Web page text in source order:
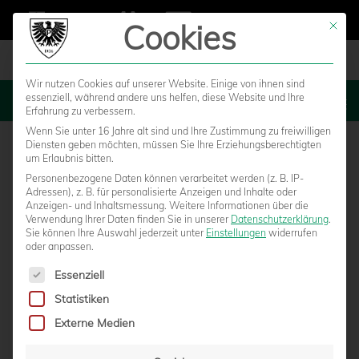
MENU
MIT WILLE UND LEIDENSCHAFT ZU DEN
Mit
Cookies
Wir nutzen Cookies auf unserer Website. Einige von ihnen sind
essenziell, während andere uns helfen, diese Website und Ihre
Erfahrung zu verbessern.
Wenn Sie unter 16 Jahre alt sind und Ihre Zustimmung zu freiwilligen
Diensten geben möchten, müssen Sie Ihre Erziehungsberechtigten
um Erlaubnis bitten.
Personenbezogene Daten können verarbeitet werden (z. B. IP-
Adressen), z. B. für personalisierte Anzeigen und Inhalte oder
Anzeigen- und Inhaltsmessung. Weitere Informationen über die
Verwendung Ihrer Daten finden Sie in unserer Datenschutzerklärung.
Sie können Ihre Auswahl jederzeit unter Einstellungen widerrufen
oder anpassen.
Es folgt eine Liste der Service-Gruppen, für die eine
Essenziell
Statistiken
Externe Medien